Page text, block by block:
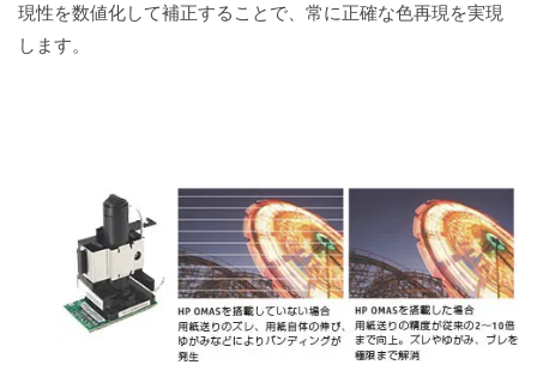
現性を数値化して補正することで、常に正確な色再現を実現
します。